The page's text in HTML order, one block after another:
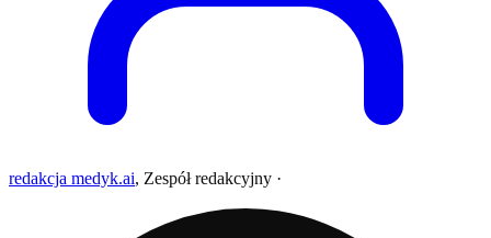
redakcja medyk.ai, Zespół redakcyjny ·